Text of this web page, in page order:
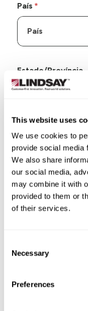
This website uses
We use cookies to
provide social media
We also share
our social media,
may combine it with
provided to them or
of their services.
Selection
Necessary
Preferences
País
Estado/Província
Cidade
CEP/Código